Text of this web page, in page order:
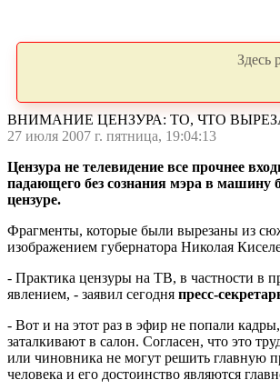
Здесь
ВНИМАНИЕ ЦЕНЗУРА: ТО, ЧТО
27 июля 2007 г. пятница, 19:04:13
Цензура не телевидение все прочнее
падающего без сознания мэра в
цензуре.
Фрагменты, которые были вырезаны из
изображением губернатора Николая
- Практика цензуры на ТВ, в частности в
явлением, - заявил сегодня пресс-
- Вот и на этот раз в эфир не попали
заталкивают в салон. Согласен, что это
или чиновника не могут решить главную
человека и его достоинство являются